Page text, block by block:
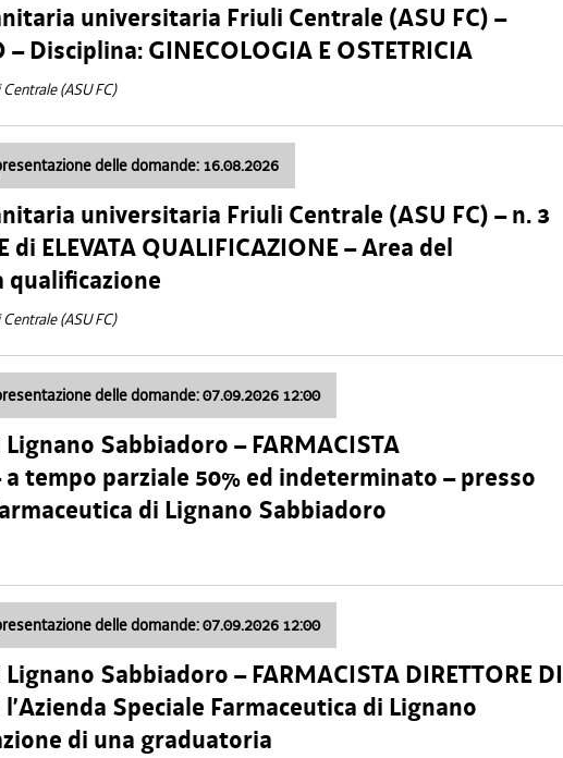
universitaria Friuli Centrale (ASU FC) –
– Disciplina: GINECOLOGIA E OSTETRICIA
(ASU FC)
delle domande: 16.08.2026
universitaria Friuli Centrale (ASU FC) – n. 3
di ELEVATA QUALIFICAZIONE – Area del
qualificazione
(ASU FC)
delle domande: 07.09.2026 12:00
Sabbiadoro – FARMACISTA
a tempo parziale 50% ed indeterminato – presso
di Lignano Sabbiadoro
delle domande: 07.09.2026 12:00
Sabbiadoro – FARMACISTA DIRETTORE DI
Speciale Farmaceutica di Lignano
di una graduatoria